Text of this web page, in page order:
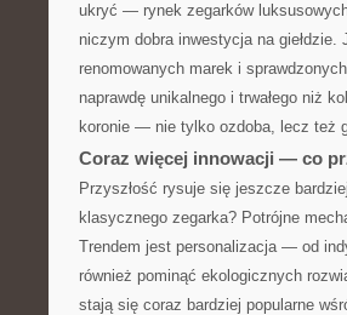
ukryć — rynek zegarków
niczym dobra inwestycja na
renomowanych marek i
naprawdę unikalnego i trwałego niż
koronie — nie tylko ozdoba, lecz też
Coraz więcej innowacji — co
Przyszłość rysuje się jeszcze
klasycznego zegarka? Potrójne
Trendem jest personalizacja — od
również pominąć ekologicznych
stają się coraz bardziej popularne